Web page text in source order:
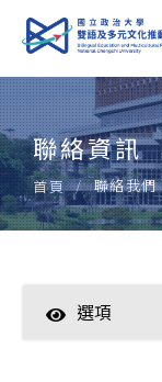
聯絡資訊
首頁 聯絡我們
選項